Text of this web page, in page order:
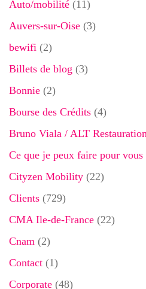
Auto/mobilité (11)
Auvers-sur-Oise (3)
bewifi (2)
Billets de blog (3)
Bonnie (2)
Bourse des Crédits (4)
Bruno Viala / ALT Restauration
Ce que je peux faire pour vous
Cityzen Mobility (22)
Clients (729)
CMA Ile-de-France (22)
Cnam (2)
Contact (1)
Corporate (48)